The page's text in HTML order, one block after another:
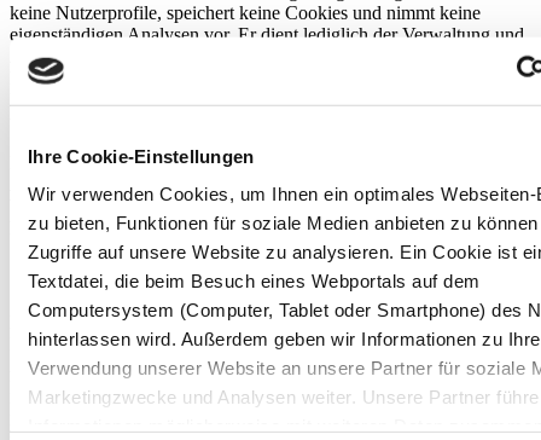
Ihre Cookie-Einstellungen
Wir verwenden Cookies, um Ihnen ein optimales
zu bieten, Funktionen für soziale Medien anbieten zu
Zugriffe auf unsere Website zu analysieren. Ein Cookie ist
Textdatei, die beim Besuch eines Webportals auf dem
Computersystem (Computer, Tablet oder Smartphone) des
hinterlassen wird. Außerdem geben wir Informationen zu
Verwendung unserer Website an unsere Partner für soziale
Marketingzwecke und Analysen weiter. Unsere Partner
keine Nutzerprofile, speichert keine Cookies und nimmt keine
eigenständigen Analysen vor. Er dient lediglich der Verwaltung und
Ausspielung der über ihn eingebundenen Tools. Der Google Tag
Manager erfasst jedoch Ihre IP-Adresse, die auch an das
Der Einsatz des Google Tag Managers erfolgt auf Grundlage von
Art. 6 Abs. 1 lit. f DSGVO. Der Websitebetreiber hat ein
berechtigtes Interesse an einer schnellen und unkomplizierten
Einbindung und Verwaltung verschiedener Tools auf seiner Website.
Google Maps
Diese Website nutzt den Kartendienst Google Maps der Google
Ireland Limited, Gordon House, Barrow Street, Dublin 4, Irland.
Zur Nutzung der Funktionen von Google Maps ist es notwendig,
Ihre IP-Adresse zu speichern. Diese Informationen werden in der
Regel an einen Server von Google übertragen und dort gespeichert.
Die Nutzung von Google Maps erfolgt auf Grundlage Ihrer